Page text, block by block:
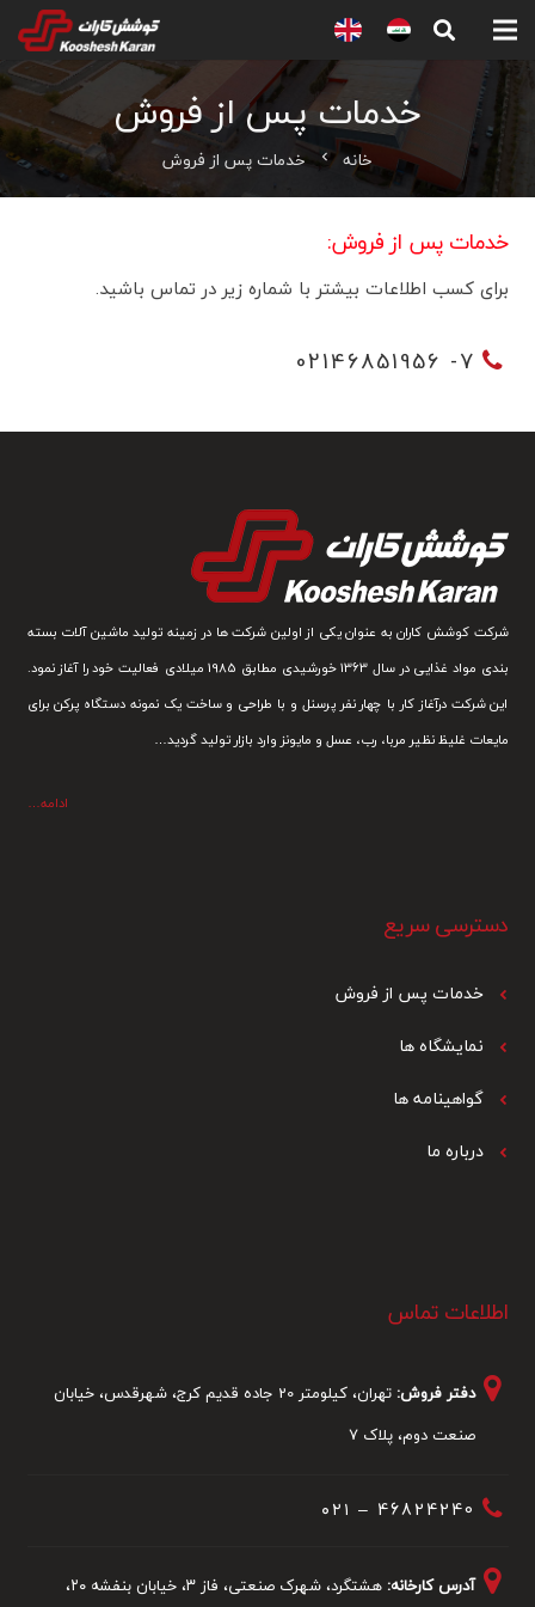
خدمات پس از فروش
خانه chevron_left خدمات پس از فروش
خدمات پس از فروش:
برای کسب اطلاعات بیشتر با شماره زیر در تماس باشید.
7- 02146851956
شرکت کوشش کاران به عنوان یکی از اولین شرکت ها در زمینه تولید ماشین آلات بسته
بندی مواد غذایی در سال 1363 خورشیدی مطابق 1985 میلادی فعالیت خود را آغاز نمود.
این شرکت درآغاز کار با چهار نفر پرسنل و با طراحی و ساخت یک نمونه دستگاه پرکن برای
مایعات غلیظ نظیر مربا، رب، عسل و مایونز وارد بازار تولید گردید…
ادامه…
دسترسی سریع
خدمات پس از فروش
نمایشگاه ها
گواهینامه ها
درباره ما
اطلاعات تماس
دفتر فروش:
تهران، کیلومتر 20 جاده قدیم کرج، شهرقدس، خیابان
صنعت دوم، پلاک 7
46824240 – ۰۲۱
آدرس کارخانه: هشتگرد، شهرک صنعتی، فاز ۳، خیابان بنفشه ۲۰،